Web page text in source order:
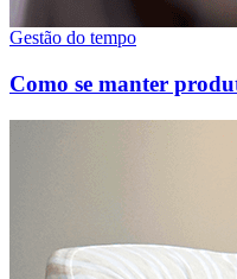
Gestão do tempo
Como se manter